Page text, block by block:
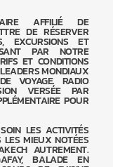
AFFILIÉ DE
DE RÉSERVER
EXCURSIONS ET
PAR NOTRE
ET CONDITIONS
MONDIAUX
VOYAGE. RADIO
VERSÉE PAR
POUR
LES ACTIVITÉS
LES MIEUX NOTÉES
AUTREMENT.
BALADE EN